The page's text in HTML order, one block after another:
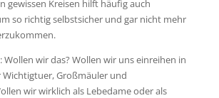
gewissen Kreisen hilft häufig auch
so richtig selbstsicher und gar nicht mehr
Wollen wir das? Wollen wir uns einreihen in
Wichtigtuer, Großmäuler und
wir wirklich als Lebedame oder als